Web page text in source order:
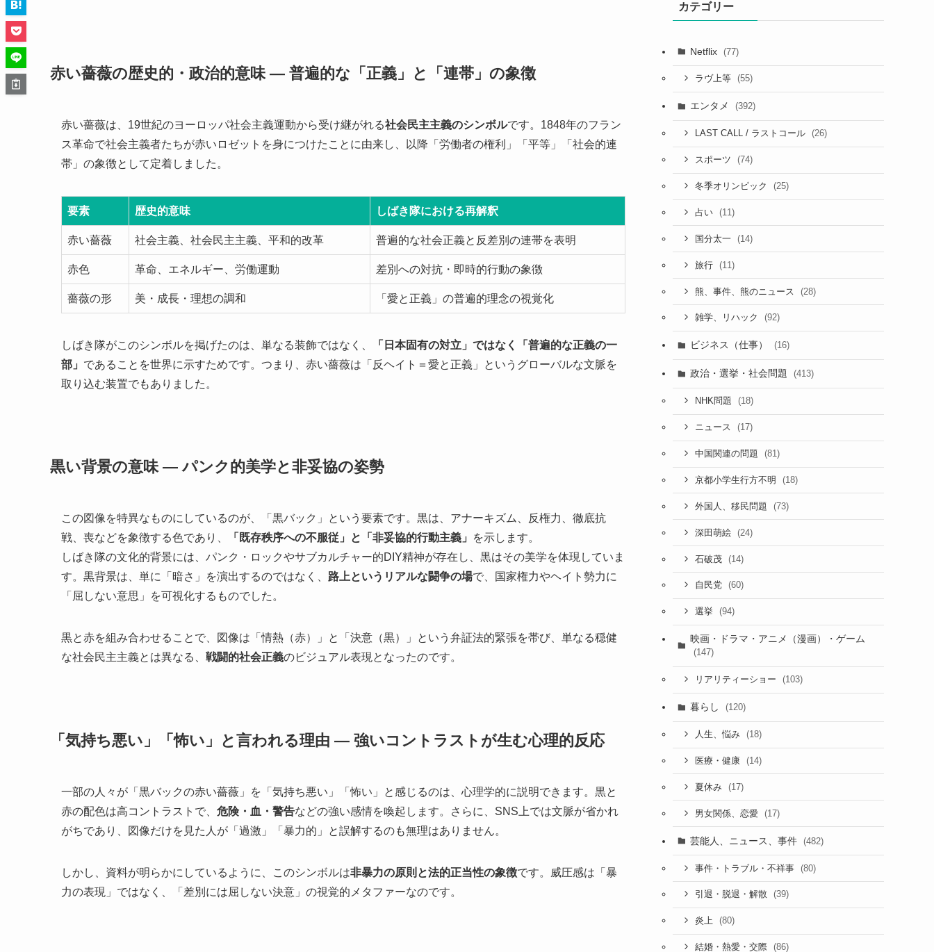
赤い薔薇の歴史的・政治的意味 ― 普遍的な「正義」と「連帯」の象徴
赤い薔薇は、19世紀のヨーロッパ社会主義運動から受け継がれる社会民主主義のシンボルです。1848年のフラン
ス革命で社会主義者たちが赤いロゼットを身につけたことに由来し、以降「労働者の権利」「平等」「社会的連
帯」の象徴として定着しました。
要素 歴史的意味 しばき隊における再解釈
赤い薔薇 社会主義、社会民主主義、平和的改革 普遍的な社会正義と反差別の連帯を表明
赤色 革命、エネルギー、労働運動 差別への対抗・即時的行動の象徴
薔薇の形 美・成長・理想の調和 「愛と正義」の普遍的理念の視覚化
しばき隊がこのシンボルを掲げたのは、単なる装飾ではなく、
「日本固有の対立」ではなく「普遍的な正義の一
部」 であることを世界に示すためです。つまり、赤い薔薇は「反ヘイト＝愛と正義」というグローバルな文脈を
取り込む装置でもありました。
黒い背景の意味 ― パンク的美学と非妥協の姿勢
この図像を特異なものにしているのが、「黒バック」という要素です。黒は、アナーキズム、反権力、徹底抗
戦、喪などを象徴する色であり、
「既存秩序への不服従」と「非妥協的行動主義」
を示します。
しばき隊の文化的背景には、パンク・ロックやサブカルチャー的DIY精神が存在し、黒はその美学を体現していま
す。黒背景は、単に「暗さ」を演出するのではなく、 路上というリアルな闘争の場で、国家権力やヘイト勢力に
「屈しない意思」を可視化するものでした。
黒と赤を組み合わせることで、図像は「情熱（赤）」と「決意（黒）」という弁証法的緊張を帯び、単なる穏健
な社会民主主義とは異なる、 戦闘的社会正義のビジュアル表現となったのです。
「気持ち悪い」「怖い」と言われる理由 ― 強いコントラストが生む心理的反応
一部の人々が「黒バックの赤い薔薇」を「気持ち悪い」「怖い」と感じるのは、心理学的に説明できます。黒と
赤の配色は高コントラストで、 危険・血・警告などの強い感情を喚起します。さらに、SNS上では文脈が省かれ
がちであり、図像だけを見た人が「過激」「暴力的」と誤解するのも無理はありません。
しかし、資料が明らかにしているように、このシンボルは非暴力の原則と法的正当性の象徴です。威圧感は「暴
力の表現」ではなく、「差別には屈しない決意」の視覚的メタファーなのです。
カテゴリー
Netflix (77)
ラヴ上等 (55)
エンタメ (392)
LAST CALL / ラストコール (26)
スポーツ (74)
冬季オリンピック (25)
占い (11)
国分太一 (14)
旅行 (11)
熊、事件、熊のニュース (28)
雑学、リハック (92)
ビジネス（仕事） (16)
政治・選挙・社会問題 (413)
NHK問題 (18)
ニュース (17)
中国関連の問題 (81)
京都小学生行方不明 (18)
外国人、移民問題 (73)
深田萌絵 (24)
石破茂 (14)
自民党 (60)
選挙 (94)
映画・ドラマ・アニメ（漫画）・ゲーム
(147)
リアリティーショー (103)
暮らし (120)
人生、悩み (18)
医療・健康 (14)
夏休み (17)
男女関係、恋愛 (17)
芸能人、ニュース、事件 (482)
事件・トラブル・不祥事 (80)
引退・脱退・解散 (39)
炎上 (80)
結婚・熱愛・交際 (86)